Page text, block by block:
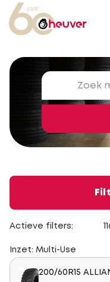
Actieve filters:
Inzet: Multi-Use
200/60R15